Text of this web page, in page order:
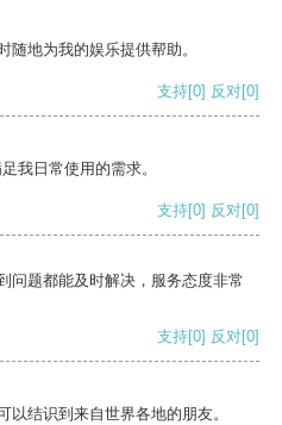
随地为我的娱乐提供帮助。
支持[0] 反对[0]
我日常使用的需求。
支持[0] 反对[0]
问题都能及时解决，服务态度非常
支持[0] 反对[0]
结识到来自世界各地的朋友。